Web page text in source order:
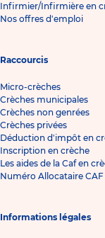
Infirmier/Infirmière en
Nos offres d'emploi
Raccourcis
Micro-crèches
Crèches municipales
Crèches non genrées
Crèches privées
Déduction d'impôt en
Inscription en crèche
Les aides de la Caf en
Numéro Allocataire CAF
Informations légales